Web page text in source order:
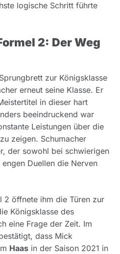
logische Schritt führte
2: Der Weg
zur Königsklasse
erneut seine Klasse. Er
in dieser hart
beeindruckend war
Leistungen über die
zeigen. Schumacher
der sowohl bei schwierigen
Duellen die Nerven
2 öffnete ihm die Türen zur
Königsklasse des
eine Frage der Zeit. Im
dass Mick
Haas in der Saison 2021 in